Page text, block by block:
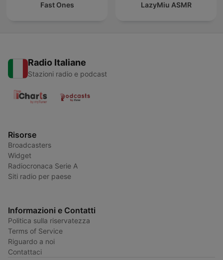
Fast Ones LazyMiu ASMR
Radio Italiane
Stazioni radio e podcast
Risorse
Broadcasters
Widget
Radiocronaca Serie A
Siti radio per paese
Informazioni e Contatti
Politica sulla riservatezza
Terms of Service
Riguardo a noi
Contattaci